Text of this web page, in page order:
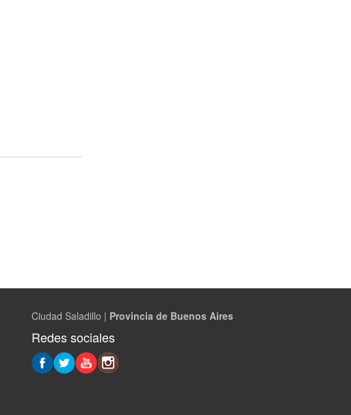
Ciudad Saladillo | Provincia de Buenos Aires
Redes sociales